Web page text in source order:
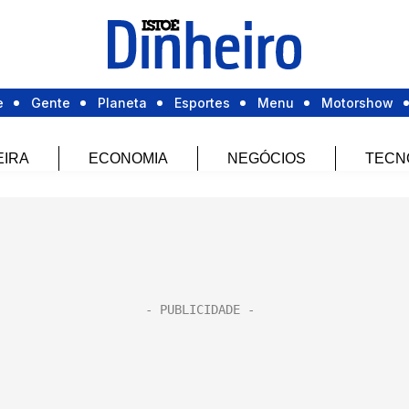
Gente Planeta Esportes Menu Motorshow
ECONOMIA NEGÓCIOS